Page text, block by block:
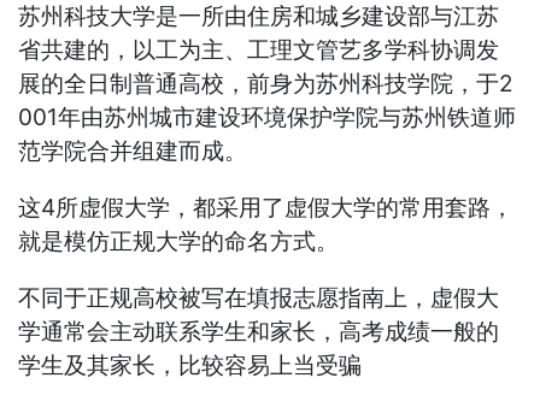
苏州科技大学是一所由住房和城乡建设部与江苏
省共建的，以工为主、工理文管艺多学科协调发
展的全日制普通高校，前身为苏州科技学院，于2
001年由苏州城市建设环境保护学院与苏州铁道师
范学院合并组建而成。
这4所虚假大学，都采用了虚假大学的常用套路，
就是模仿正规大学的命名方式。
不同于正规高校被写在填报志愿指南上，虚假大
学通常会主动联系学生和家长，高考成绩一般的
学生及其家长，比较容易上当受骗